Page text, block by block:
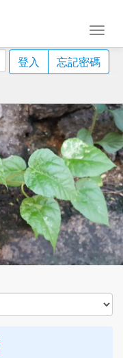
登入
忘記密碼